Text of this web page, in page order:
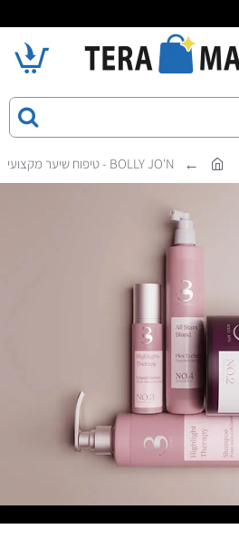
BOLLY JO'N - טיפוח שיער מקצועי